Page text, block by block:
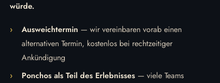
würde.
Ausweichtermin — wir vereinbaren vorab einen
alternativen Termin, kostenlos bei rechtzeitiger
Ankündigung
Ponchos als Teil des Erlebnisses — viele Teams